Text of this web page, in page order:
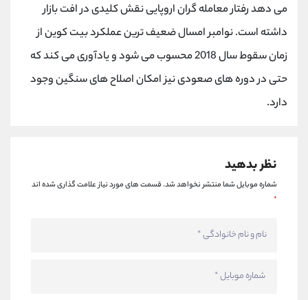
می دهد رفتار معامله گران اروپایی نقش کلیدی در افت بازار
داشته است. نوامبر امسال ضعیف ترین عملکرد بیت کوین از
زمان سقوط سال 2018 محسوب می شود و یادآوری می کند که
حتی در دوره های صعودی نیز امکان اصلاح های سنگین وجود
دارد.
نظر بدهید
شماره موبایل شما منتشر نخواهد شد.قسمت های مورد نیاز علامت گذاری شده اند
*